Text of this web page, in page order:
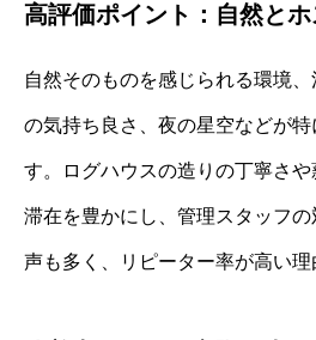
高評価ポイント：自然と
自然そのものを感じられる環境
の気持ち良さ、夜の星空などが特
す。ログハウスの造りの丁寧さ
滞在を豊かにし、管理スタッフ
声も多く、リピーター率が高い理